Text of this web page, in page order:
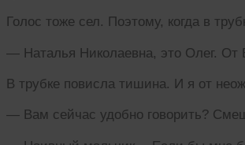
Голос тоже сел. Поэтому, когда в
— Наталья Николаевна, это Олег.
В трубке повисла тишина. И я от
— Вам сейчас удобно говорить?